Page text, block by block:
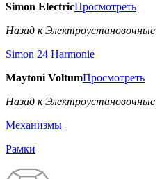
Simon ElectricПросмотреть
Назад к Электроустановочные
Simon 24 Harmonie
Maytoni VoltumПросмотреть
Назад к Электроустановочные
Механизмы
Рамки